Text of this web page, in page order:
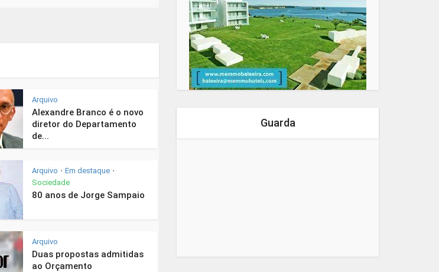
Arquivo
Alexandre Branco é o novo
diretor do Departamento
de...
Arquivo • Em destaque •
Sociedade
80 anos de Jorge Sampaio
Arquivo
Duas propostas admitidas
ao Orçamento
Guarda